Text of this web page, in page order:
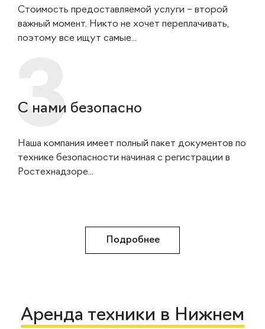
Стоимость предоставляемой услуги – второй
важный момент. Никто не хочет переплачивать,
поэтому все ищут самые...
С нами безопасно
Наша компания имеет полный пакет документов по
технике безопасности начиная с регистрации в
Ростехнадзоре...
Подробнее
Аренда техники в Нижнем